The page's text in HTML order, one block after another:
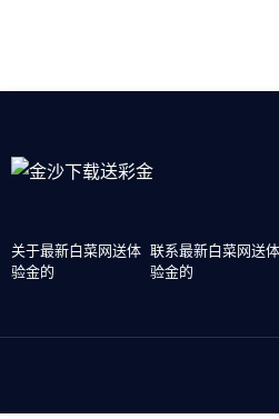
关于最新白菜网送体
验金的
联系最新白菜网送体
验金的